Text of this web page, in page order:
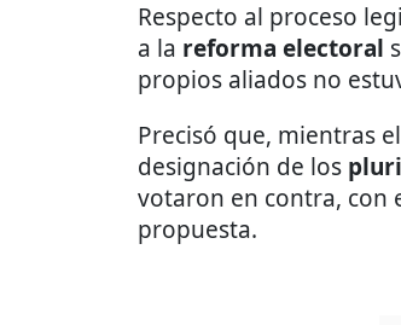
Respecto al proceso
a la reforma electoral
propios aliados no
Precisó que, mientras el
designación de los
votaron en contra, con
propuesta.